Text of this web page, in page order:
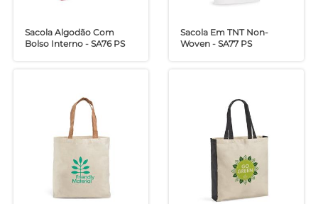
Sacola Algodão Com
Bolso Interno - SA76 PS
Sacola Em TNT Non-
Woven - SA77 PS